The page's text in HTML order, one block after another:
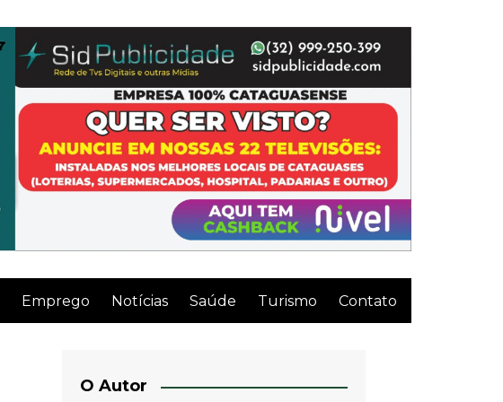
Emprego Notícias Saúde Turismo Contato
O Autor